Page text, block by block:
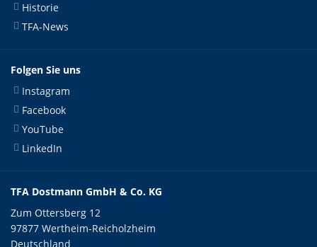
Historie
TFA-News
Folgen Sie uns
Instagram
Facebook
YouTube
LinkedIn
TFA Dostmann GmbH & Co. KG
Zum Ottersberg 12
97877 Wertheim-Reicholzheim
Deutschland